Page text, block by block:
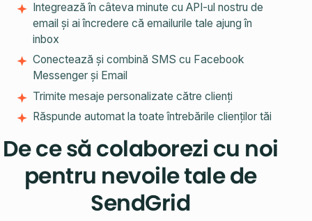
Integrează în câteva minute cu API-ul nostru de
email și ai încredere că emailurile tale ajung în
inbox
Conectează și combină SMS cu Facebook
Messenger și Email
Trimite mesaje personalizate către clienți
Răspunde automat la toate întrebările clienților tăi
De ce să colaborezi cu noi
pentru nevoile tale de
SendGrid